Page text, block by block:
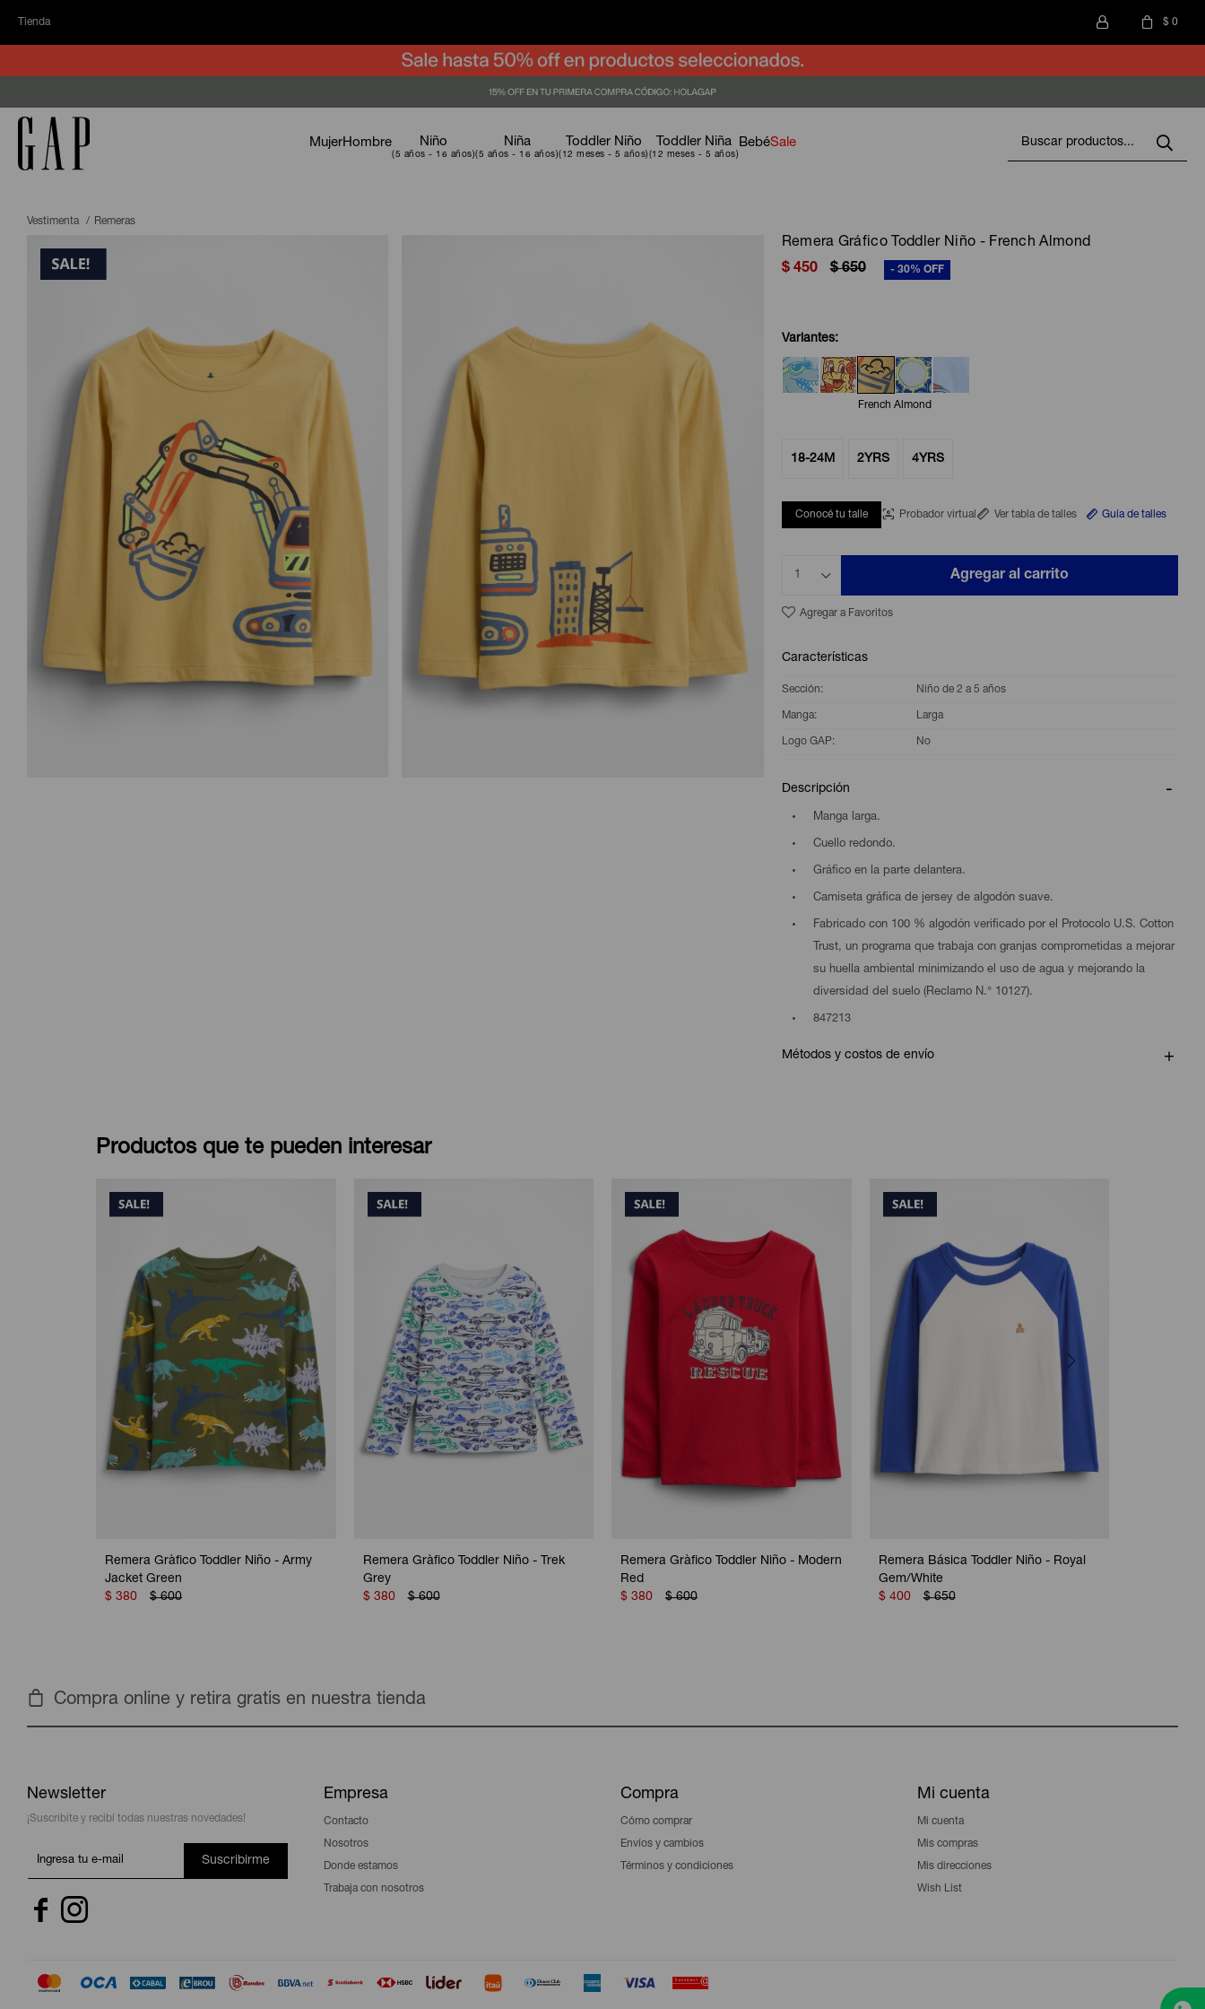
Tienda $ 0
MujerHombre Niño Niña Toddler Niño Toddler Niña BebéSale
Vestimenta Remeras
Remera Gráfico Toddler Niño - French Almond
$ 450 $ 650 30
Variantes:
French Almond
18-24M 2YRS 4YRS
Conocé tu talle Probador virtual Ver tabla de talles Guía de talles
1 Agregar al carrito
Características
Sección Niño de 2 a 5 años
Manga Larga
Logo GAP No
Descripción
Manga larga.
Cuello redondo.
Gráfico en la parte delantera.
Camiseta gráfica de jersey de algodón suave.
Fabricado con 100 % algodón verificado por el Protocolo U.S. Cotton
Trust, un programa que trabaja con granjas comprometidas a mejorar
su huella ambiental minimizando el uso de agua y mejorando la
diversidad del suelo (Reclamo N.° 10127).
847213
Métodos y costos de envío
Productos que te pueden interesar
Remera Gràfico Toddler Niño - Army
Jacket Green
$ 380 $ 600
Remera Gràfico Toddler Niño - Trek
Grey
$ 380 $ 600
Remera Gràfico Toddler Niño - Modern
Red
$ 380 $ 600
Remera Básica Toddler Niño - Royal
Gem/White
$ 400 $ 650
Compra online y retira gratis en nuestra tienda
Newsletter
¡Suscribite y recibí todas nuestras novedades!
Suscribirme
 
Empresa
Contacto
Nosotros
Donde estamos
Trabaja con nosotros
Compra
Cómo comprar
Envíos y cambios
Términos y condiciones
Mi cuenta
Mi cuenta
Mis compras
Mis direcciones
Wish List